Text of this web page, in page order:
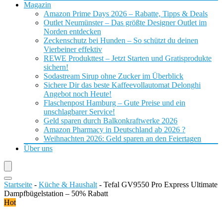
Magazin
Amazon Prime Days 2026 – Rabatte, Tipps & Deals
Outlet Neumünster – Das größte Designer Outlet im
Norden entdecken
Zeckenschutz bei Hunden – So schützt du deinen
Vierbeiner effektiv
REWE Produkttest – Jetzt Starten und Gratisprodukte
sichern!
Sodastream Sirup ohne Zucker im Überblick
Sichere Dir das beste Kaffeevollautomat Delonghi
Angebot noch Heute!
Flaschenpost Hamburg – Gute Preise und ein
unschlagbarer Service!
Geld sparen durch Balkonkraftwerke 2026
Amazon Pharmacy in Deutschland ab 2026 ?
Weihnachten 2026: Geld sparen an den Feiertagen
Über uns
Startseite - Küche & Haushalt - Tefal GV9550 Pro Express Ultimate
Dampfbügelstation – 50% Rabatt
Hot